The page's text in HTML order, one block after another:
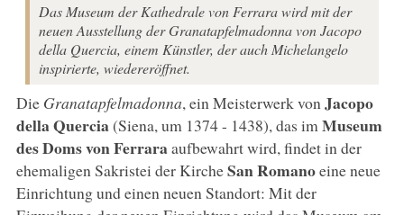
Das Museum der Kathedrale von Ferrara wird mit der
neuen Ausstellung der Granatapfelmadonna von Jacopo
della Quercia, einem Künstler, der auch Michelangelo
inspirierte, wiedereröffnet.
Die Granatapfelmadonna, ein Meisterwerk von Jacopo
della Quercia(Siena, um 1374 - 1438), das im Museum
des Doms von Ferraraaufbewahrt wird, findet in der
ehemaligen Sakristei der KircheSan Romanoeine neue
Einrichtung und einen neuen Standort: Mit der